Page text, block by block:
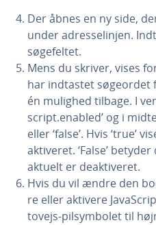
Der åbnes en ny side,
under adres­se­linj­en.
sø­ge­fel­tet.
Mens du skriver, vises
har indtastet
én mulighed tilbage. I
script.enabled’ og i
eller ‘false’. Hvis ‘true’
aktiveret. ‘False’
aktuelt er de­ak­ti­ve­ret.
Hvis du vil ændre den
re eller aktivere
tovejs-pil­sym­bo­let til